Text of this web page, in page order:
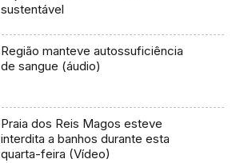
sustentável
Região manteve autossuficiência
de sangue (áudio)
Praia dos Reis Magos esteve
interdita a banhos durante esta
quarta-feira (Vídeo)